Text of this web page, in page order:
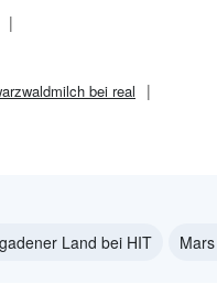
bei real
Land bei HIT